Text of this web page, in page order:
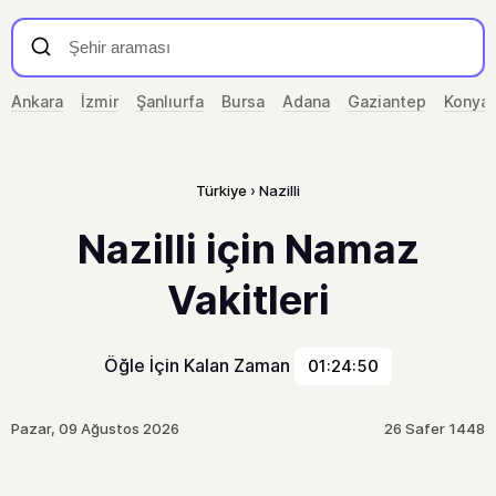
Ankara İzmir Şanlıurfa Bursa Adana Gaziantep Konya
Türkiye Nazilli
Nazilli için Namaz
Vakitleri
Öğle İçin Kalan Zaman 01:24:50
Pazar, 09 Ağustos 2026 26 Safer 1448